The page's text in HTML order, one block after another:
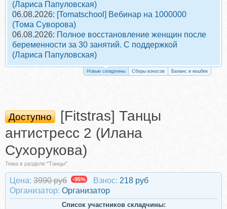
(Лариса Папуловская)
06.08.2026: [Tomatschool] Вебинар на 1000000
(Тома Суворова)
06.08.2026: Полное восстановление женщин после
беременности за 30 занятий. С поддержкой
(Лариса Папуловская)
Новые складчины Сборы взносов Баланс и кешбек
Доступно
[Fitstras] Танцы
антистресс 2 (Илана
Сухорукова)
Тема в разделе "Танцы"
Цена: 3990 руб -95% Взнос: 218 руб
Организатор: Организатор
Список участников складчины: